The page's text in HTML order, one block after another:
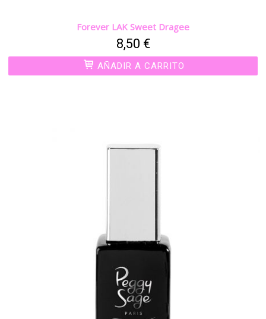
Forever LAK Sweet Dragee
8,50 €
AÑADIR A CARRITO